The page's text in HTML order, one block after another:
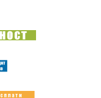
zapeli, pojavili
S gošćama iz
prvi pikap